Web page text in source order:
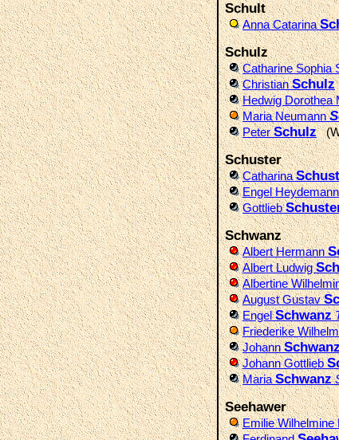
Schult
Anna Catarina
Schulz
Catharine Sophia
ChristianSchulz
Hedwig Dorothea
Maria Neumann
PeterSchulz
Schuster
Catharina
Engel
Gottlieb
Schwanz
Albert Hermann
Albert Ludwig
Albertine
August Gustav
EngelSchwanz
Friederike
Johann
Johann Gottlieb
MariaSchwanz
Seehawer
Emilie